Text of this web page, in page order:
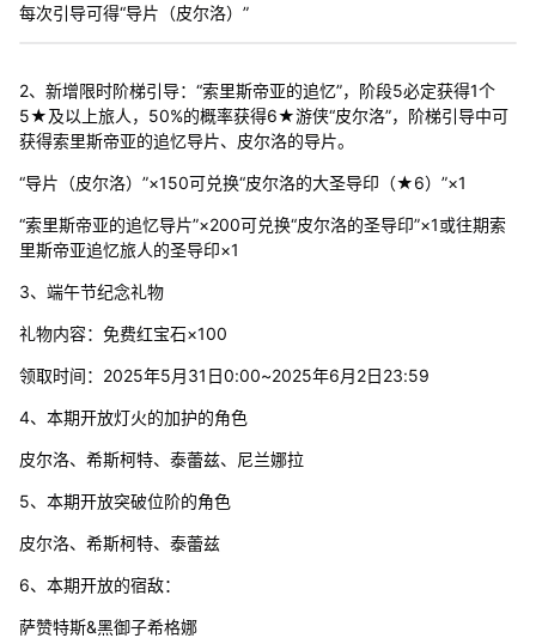
每次引导可得“导片（皮尔洛）”
2、新增限时阶梯引导：“索里斯帝亚的追忆”，阶段5必定获得1个
5★及以上旅人，50%的概率获得6★游侠“皮尔洛”，阶梯引导中可
获得索里斯帝亚的追忆导片、皮尔洛的导片。
“导片（皮尔洛）”×150可兑换“皮尔洛的大圣导印（★6）”×1
“索里斯帝亚的追忆导片”×200可兑换“皮尔洛的圣导印”×1或往期索
里斯帝亚追忆旅人的圣导印×1
3、端午节纪念礼物
礼物内容：免费红宝石×100
领取时间：2025年5月31日0:00~2025年6月2日23:59
4、本期开放灯火的加护的角色
皮尔洛、希斯柯特、泰蕾兹、尼兰娜拉
5、本期开放突破位阶的角色
皮尔洛、希斯柯特、泰蕾兹
6、本期开放的宿敌：
萨赞特斯&黑御子希格娜